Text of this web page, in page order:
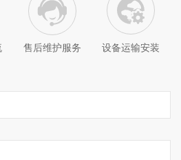
设备运输安装
售后维护服务